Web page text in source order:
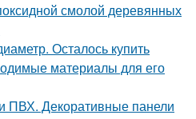
смолой деревянных
Осталось купить
материалы для его
ПВХ. Декоративные панели